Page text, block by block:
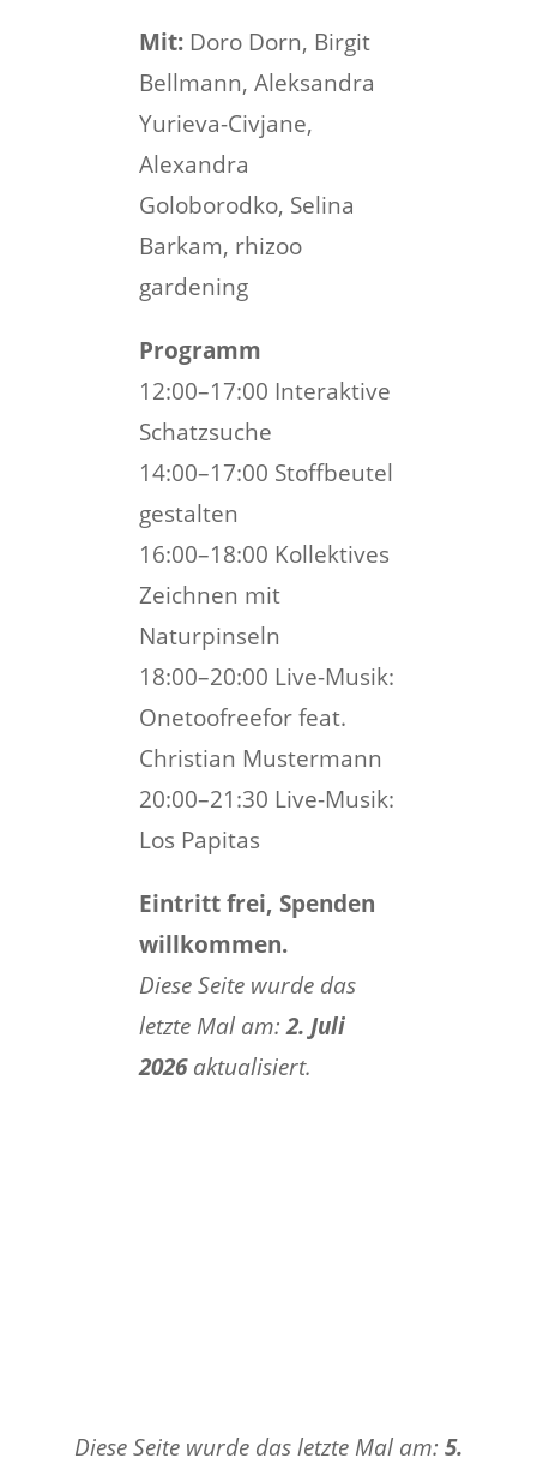
Mit:Doro Dorn, Birgit
Bellmann, Aleksandra
Yurieva-Civjane,
Alexandra
Goloborodko, Selina
Barkam, rhizoo
gardening
Programm
12:00–17:00 Interaktive
Schatzsuche
14:00–17:00 Stoffbeutel
gestalten
16:00–18:00 Kollektives
Zeichnen mit
Naturpinseln
18:00–20:00 Live-Musik:
Onetoofreefor feat.
Christian Mustermann
20:00–21:30 Live-Musik:
Los Papitas
Eintritt frei, Spenden
willkommen.
Diese Seite wurde das
letzte Mal am:2. Juli
2026aktualisiert.
Diese Seite wurde das letzte Mal am: 5.